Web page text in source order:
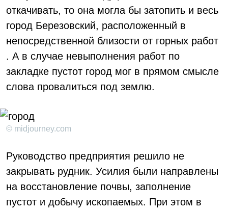
откачивать, то она могла бы затопить и весь
город Березовский, расположенный в
непосредственной близости от горных работ
. А в случае невыполнения работ по
закладке пустот город мог в прямом смысле
слова провалиться под землю.
© midjourney.com
Руководство предприятия решило не
закрывать рудник. Усилия были направлены
на восстановление почвы, заполнение
пустот и добычу ископаемых. При этом в